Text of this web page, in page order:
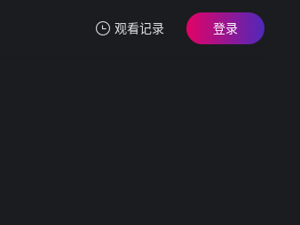
观看记录 登录